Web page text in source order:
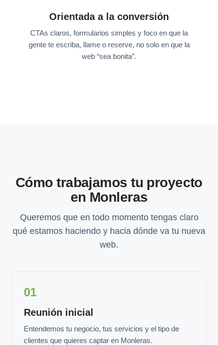
Orientada a la conversión
CTAs claros, formularios simples y foco en que la
gente te escriba, llame o reserve, no solo en que la
web “sea bonita”.
Cómo trabajamos tu proyecto
en Monleras
Queremos que en todo momento tengas claro
qué estamos haciendo y hacia dónde va tu nueva
web.
01
Reunión inicial
Entendemos tu negocio, tus servicios y el tipo de
clientes que quieres captar en Monleras.